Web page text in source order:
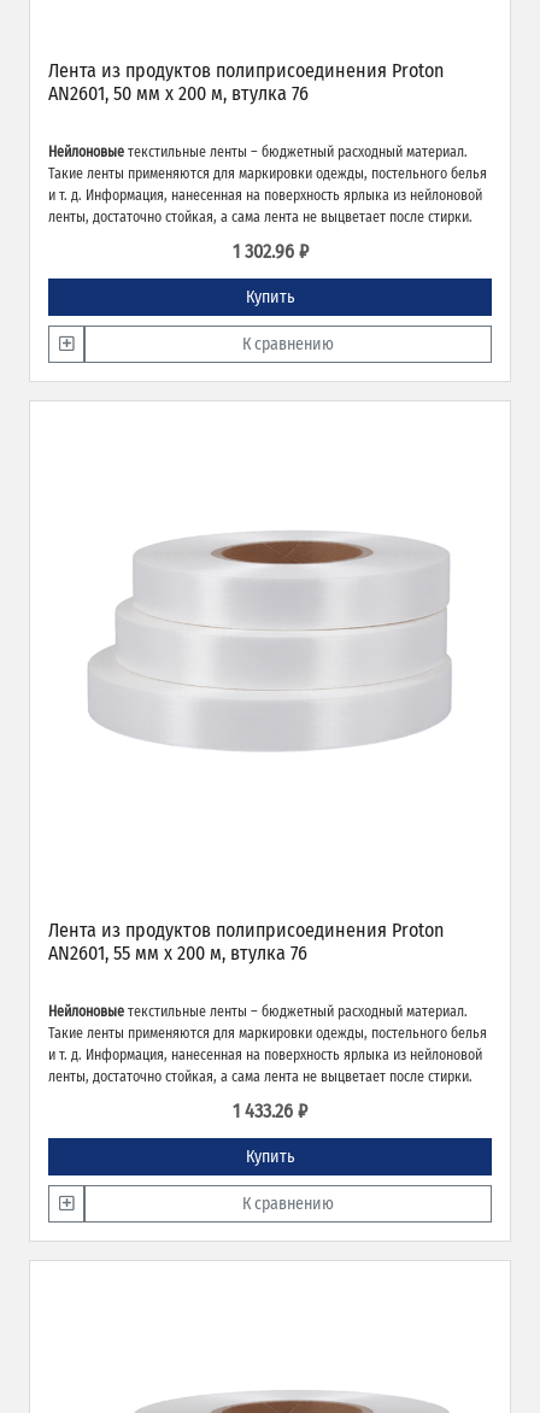
Лента из продуктов полиприсоединения Proton
AN2601, 50 мм х 200 м, втулка 76
Нейлоновые текстильные ленты – бюджетный расходный материал.
Такие ленты применяются для маркировки одежды, постельного белья
и т. д. Информация, нанесенная на поверхность ярлыка из нейлоновой
ленты, достаточно стойкая, а сама лента не выцветает после стирки.
1 302.96 ₽
Купить
К сравнению
Лента из продуктов полиприсоединения Proton
AN2601, 55 мм х 200 м, втулка 76
Нейлоновые текстильные ленты – бюджетный расходный материал.
Такие ленты применяются для маркировки одежды, постельного белья
и т. д. Информация, нанесенная на поверхность ярлыка из нейлоновой
ленты, достаточно стойкая, а сама лента не выцветает после стирки.
1 433.26 ₽
Купить
К сравнению